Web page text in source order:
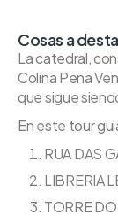
Cosas a
La catedral,
Colina Pena
que sigue
En este tour
RUA DAS
LIBRERIA
TORRE